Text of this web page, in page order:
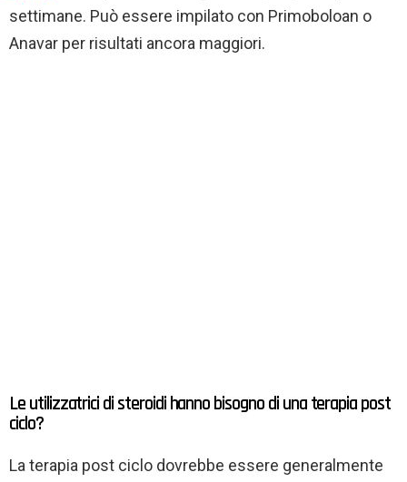
settimane. Può essere impilato con Primoboloan o
Anavar per risultati ancora maggiori.
Le utilizzatrici di steroidi hanno bisogno di una terapia post
ciclo?
La terapia post ciclo dovrebbe essere generalmente